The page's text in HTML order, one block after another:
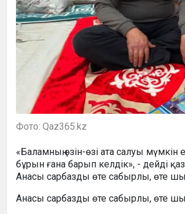
Фото: Qaz365.kz
«Баламның өзін-өзі ата салуы
бұрын ғана барып келдік», - дейді
Анасы сарбазды өте сабырлы, өте
Анасы сарбазды өте сабырлы, өте